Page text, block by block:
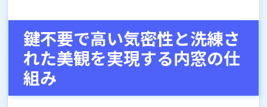
鍵不要で高い気密性と洗練さ
れた美観を実現する内窓の仕
組み